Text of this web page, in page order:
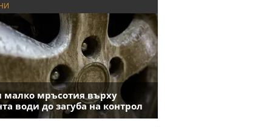
малко мръсотия върху
води до загуба на контрол